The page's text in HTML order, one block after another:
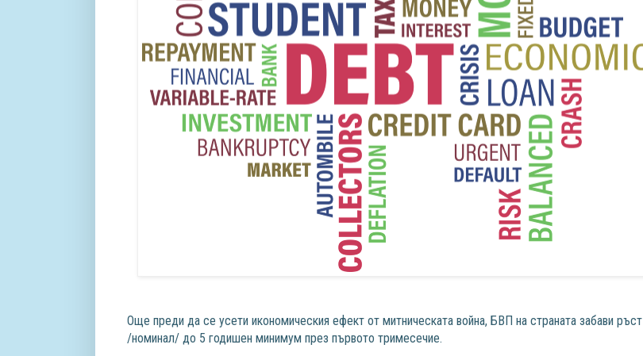
Още преди да се усети икономическия ефект от митническата война, БВП на страната забави ръст
/номинал/ до 5 годишен минимум през първото тримесечие.